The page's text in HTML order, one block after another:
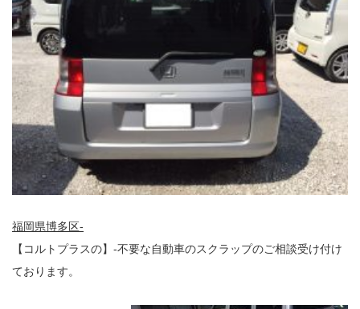
福岡県博多区-
【コルトプラスの】-不要な自動車のスクラップのご相談受け付け
ております。